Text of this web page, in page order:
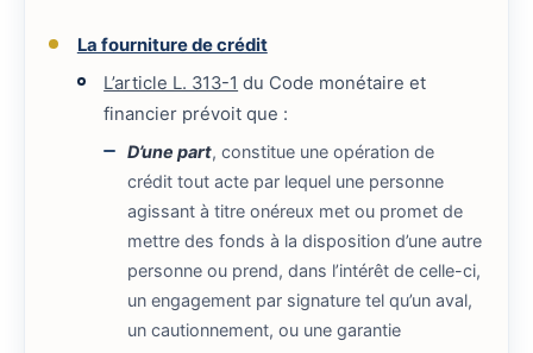
La fourniture de crédit
L’article L. 313-1 du Code monétaire et
financier prévoit que :
D’une part, constitue une opération de
crédit tout acte par lequel une personne
agissant à titre onéreux met ou promet de
mettre des fonds à la disposition d’une autre
personne ou prend, dans l’intérêt de celle-ci,
un engagement par signature tel qu’un aval,
un cautionnement, ou une garantie